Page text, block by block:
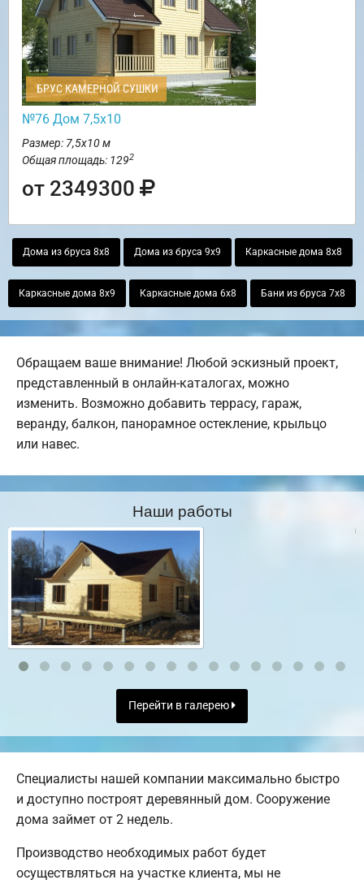
БРУС КАМЕРНОЙ СУШКИ
№76 Дом 7,5х10
Размер: 7,5х10 м
Общая площадь: 1292
от 2349300
Дома из бруса 8х8 Дома из бруса 9х9 Каркасные дома 8х8
Каркасные дома 8х9 Каркасные дома 6х8 Бани из бруса 7х8
Обращаем ваше внимание! Любой эскизный проект,
представленный в онлайн-каталогах, можно
изменить. Возможно добавить террасу, гараж,
веранду, балкон, панорамное остекление, крыльцо
или навес.
Наши работы
Перейти в галерею
Специалисты нашей компании максимально быстро
и доступно построят деревянный дом. Сооружение
дома займет от 2 недель.
Производство необходимых работ будет
осуществляться на участке клиента, мы не